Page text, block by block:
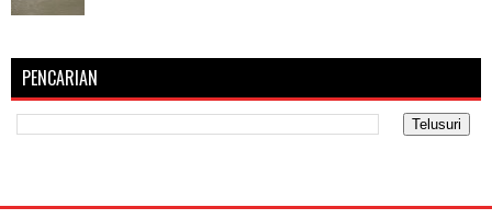
PENCARIAN